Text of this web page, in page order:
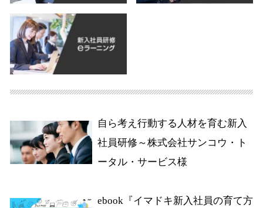
自ら考え行動する人材を育む新入
社員研修～株式会社サンコウ・ト
ータル・サービス様
ebook『イマドキ新入社員の育て方